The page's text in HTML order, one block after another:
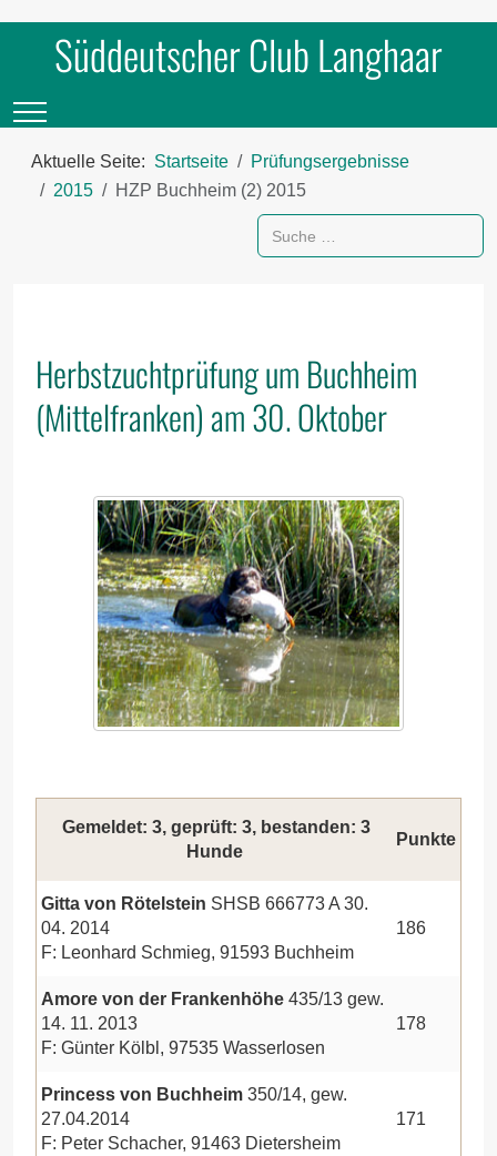
Süddeutscher Club Langhaar
Mobile Menu Toggle
Aktuelle Seite: Startseite
Prüfungsergebnisse
2015
HZP Buchheim (2) 2015
Suchen
Herbstzuchtprüfung um Buchheim
(Mittelfranken) am 30. Oktober
Gemeldet: 3, geprüft: 3, bestanden: 3
Hunde
Punkte
Gitta von Rötelstein SHSB 666773 A 30.
04. 2014
F: Leonhard Schmieg, 91593 Buchheim
186
Amore von der Frankenhöhe 435/13 gew.
14. 11. 2013
F: Günter Kölbl, 97535 Wasserlosen
178
Princess von Buchheim 350/14, gew.
27.04.2014
F: Peter Schacher, 91463 Dietersheim
171